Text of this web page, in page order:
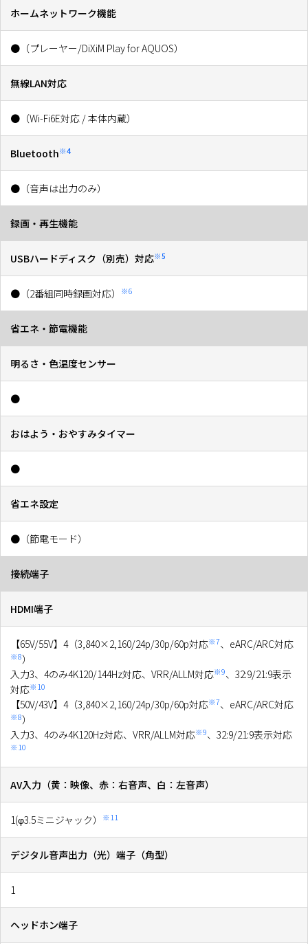
ホームネットワーク機能
●（プレーヤー/DiXiM Play for AQUOS）
無線LAN対応
●（Wi-Fi6E対応 / 本体内蔵）
Bluetooth※4
●（音声は出力のみ）
録画・再生機能
USBハードディスク（別売）対応※5
●（2番組同時録画対応） ※6
省エネ・節電機能
明るさ・色温度センサー
●
おはよう・おやすみタイマー
●
省エネ設定
●（節電モード）
接続端子
HDMI端子
【65V/55V】4（3,840×2,160/24p/30p/60p対応※7、eARC/ARC対応
※8）
入力3、4のみ4K120/144Hz対応、VRR/ALLM対応※9、32:9/21:9表示
対応※10
【50V/43V】4（3,840×2,160/24p/30p/60p対応※7、eARC/ARC対応
※8）
入力3、4のみ4K120Hz対応、VRR/ALLM対応※9、32:9/21:9表示対応
※10
AV入力（黄：映像、赤：右音声、白：左音声）
1(φ3.5ミニジャック） ※11
デジタル音声出力（光）端子（角型）
1
ヘッドホン端子